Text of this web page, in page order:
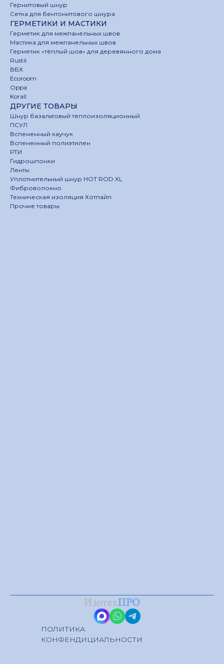
Гернитовый шнур
Сетка для бентонитового шнура
ГЕРМЕТИКИ И МАСТИКИ
Герметик для межпанельных швов
Мастика для межпанельных швов
Герметик «тёплый шов» для деревянного дома
Rustil
ВБХ
Ecoroom
Oppa
Korall
ДРУГИЕ ТОВАРЫ
Шнур базальтовый теплоизоляционный
ПСУЛ
Вспененный каучук
Вспененный полиэтилен
РТИ
Гидрошпонки
Ленты
Уплотнительный шнур HOT ROD XL
Фиброволокно
Техническая изоляция Хотпайп
Прочие товары
ПОЛИТИКА
КОНФЕНДИЦИАЛЬНОСТИ